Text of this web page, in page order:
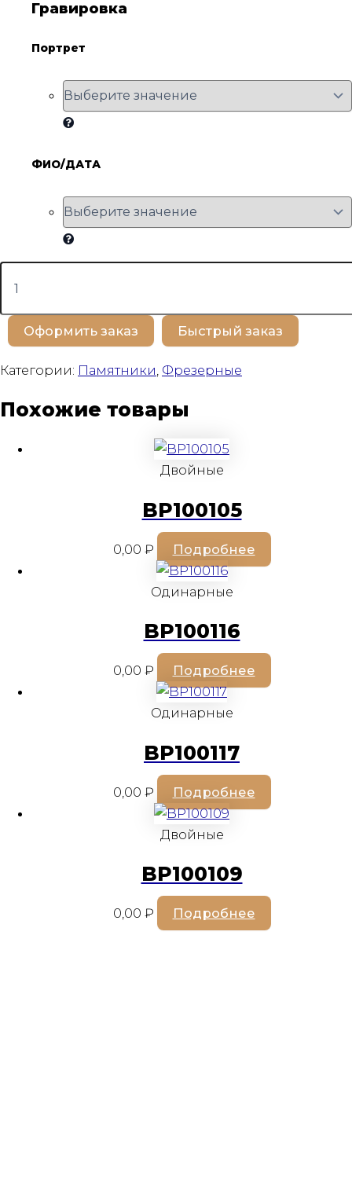
Гравировка
Портрет
ФИО/ДАТА
Количество
товара
Оформить заказ Быстрый заказ
Категории: Памятники Фрезерные
Похожие товары
Двойные
BP100105
0,00 ₽ Подробнее
Одинарные
BP100116
0,00 ₽ Подробнее
Одинарные
BP100117
0,00 ₽ Подробнее
Двойные
BP100109
0,00 ₽ Подробнее